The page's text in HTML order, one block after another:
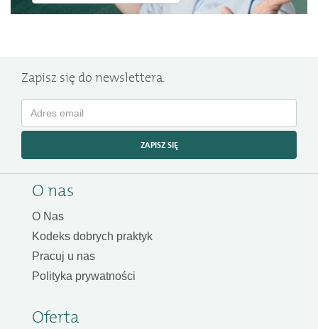
Zapisz się do newslettera.
ZAPISZ SIĘ
O nas
O Nas
Kodeks dobrych praktyk
Pracuj u nas
Polityka prywatności
Oferta